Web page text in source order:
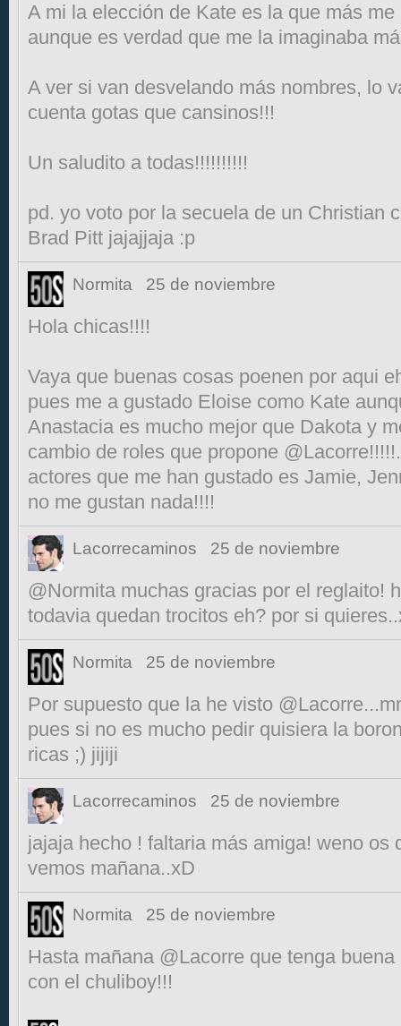
A mi la elección de Kate es la que más
aunque es verdad que me la imaginaba
A ver si van desvelando más nombres, lo
cuenta gotas que cansinos!!!
Un saludito a todas!!!!!!!!!!
pd. yo voto por la secuela de un Christian
Brad Pitt jajajjaja :p
Normita 25 de noviembre
Hola chicas!!!!
Vaya que buenas cosas poenen por aqui
pues me a gustado Eloise como Kate
Anastacia es mucho mejor que Dakota y
cambio de roles que propone
actores que me han gustado es Jamie,
no me gustan nada!!!!
Lacorrecaminos 25 de noviembre
@Normita muchas gracias por el reglaito!
todavia quedan trocitos eh? por si
Normita 25 de noviembre
Por supuesto que la he visto
pues si no es mucho pedir quisiera la
ricas ;) jijiji
Lacorrecaminos 25 de noviembre
jajaja hecho ! faltaria más amiga! weno os
vemos mañana..xD
Normita 25 de noviembre
Hasta mañana @Lacorre que tenga
con el chuliboy!!!